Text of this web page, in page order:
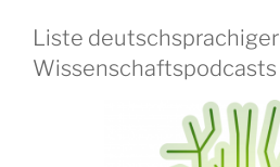
Liste deutschsprachiger
Wissenschaftspodcasts